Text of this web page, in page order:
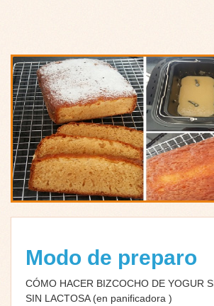
Modo de preparo
CÓMO HACER BIZCOCHO DE YOGUR
SIN LACTOSA (en panificadora )